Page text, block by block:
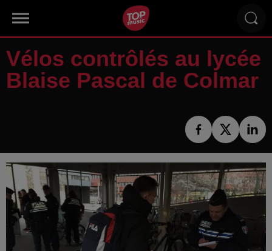
Vélos contrôlés au lycée
Blaise Pascal de Colmar